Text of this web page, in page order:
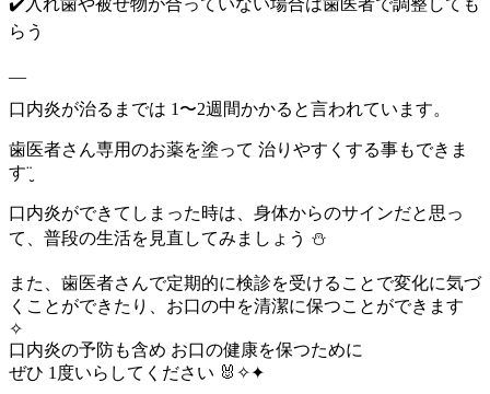
✔️入れ歯や被せ物が合っていない場合は歯医者で調整しても
らう
口内炎が治るまでは 1〜2週間かかると言われています。
歯医者さん専用のお薬を塗って 治りやすくする事もできま
す¨̮
口内炎ができてしまった時は、身体からのサインだと思っ
て、普段の生活を見直してみましょう ⛄️
また、歯医者さんで定期的に検診を受けることで変化に気づ
くことができたり、お口の中を清潔に保つことができます
✧
口内炎の予防も含め お口の健康を保つために
ぜひ 1度いらしてください 🐰✧✦